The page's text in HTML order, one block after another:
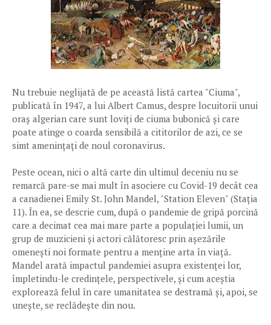
Nu trebuie neglijată de pe această listă cartea "Ciuma",
publicată în 1947, a lui Albert Camus, despre locuitorii unui
oraș algerian care sunt loviți de ciuma bubonică și care
poate atinge o coarda sensibilă a cititorilor de azi, ce se
simt amenințați de noul coronavirus.
Peste ocean, nici o altă carte din ultimul deceniu nu se
remarcă pare-se mai mult în asociere cu Covid-19 decât cea
a canadienei Emily St. John Mandel, "Station Eleven" (Stația
11). În ea, se descrie cum, după o pandemie de gripă porcină
care a decimat cea mai mare parte a populației lumii, un
grup de muzicieni și actori călătoresc prin așezările
omenești noi formate pentru a menține arta în viață.
Mandel arată impactul pandemiei asupra existenței lor,
împletindu-le credințele, perspectivele, și cum aceștia
explorează felul în care umanitatea se destramă și, apoi, se
unește, se reclădește din nou.